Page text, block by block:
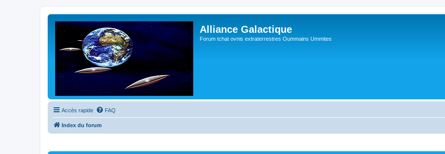
Alliance Galactique
Forum tchat ovnis extraterrestres Oummains Ummites
Accès rapide FAQ
Index du forum